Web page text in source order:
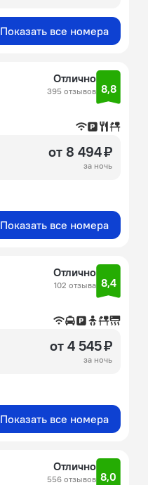
Показать все номера
Отлично
395 отзывов 8,8
от 8 494 ₽
за ночь
Показать все номера
Отлично
102 отзыва 8,4
от 4 545 ₽
за ночь
Показать все номера
Отлично
556 отзывов 8,0